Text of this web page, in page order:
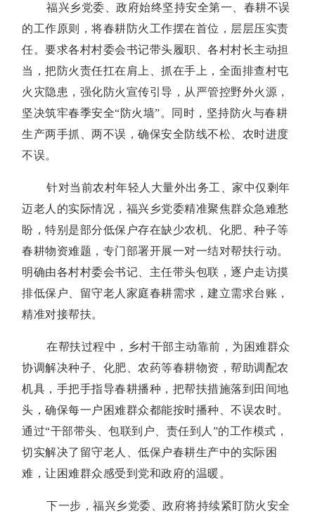
福兴乡党委、政府始终坚持安全第一、春耕不误
的工作原则，将春耕防火工作摆在首位，层层压实责
任。要求各村村委会书记带头履职、各村村长主动担
当，把防火责任扛在肩上、抓在手上，全面排查村屯
火灾隐患，强化防火宣传引导，从严管控野外火源，
坚决筑牢春季安全“防火墙”。同时，坚持防火与春耕
生产两手抓、两不误，确保安全防线不松、农时进度
不误。
针对当前农村年轻人大量外出务工、家中仅剩年
迈老人的实际情况，福兴乡党委精准聚焦群众急难愁
盼，特别是部分低保户存在缺少农机、化肥、种子等
春耕物资难题，专门部署开展一对一结对帮扶行动。
明确由各村村委会书记、主任带头包联，逐户走访摸
排低保户、留守老人家庭春耕需求，建立需求台账，
精准对接帮扶。
在帮扶过程中，乡村干部主动靠前，为困难群众
协调解决种子、化肥、农药等春耕物资，帮助调配农
机具，手把手指导春耕播种，把帮扶措施落到田间地
头，确保每一户困难群众都能按时播种、不误农时。
通过“干部带头、包联到户、责任到人”的工作模式，
切实解决了留守老人、低保户春耕生产中的实际困
难，让困难群众感受到党和政府的温暖。
下一步，福兴乡党委、政府将持续紧盯防火安全